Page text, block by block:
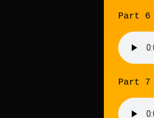
Part 6
Part